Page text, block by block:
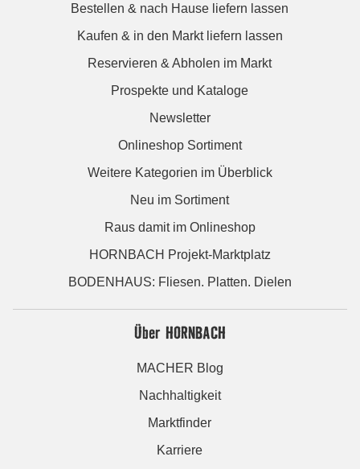
Bestellen & nach Hause liefern lassen
Kaufen & in den Markt liefern lassen
Reservieren & Abholen im Markt
Prospekte und Kataloge
Newsletter
Onlineshop Sortiment
Weitere Kategorien im Überblick
Neu im Sortiment
Raus damit im Onlineshop
HORNBACH Projekt-Marktplatz
BODENHAUS: Fliesen. Platten. Dielen
Über HORNBACH
MACHER Blog
Nachhaltigkeit
Marktfinder
Karriere